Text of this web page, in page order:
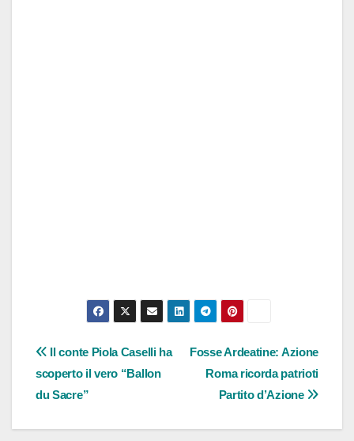
Navigazione
articoli
Fosse Ardeatine: Azione
Roma ricorda patrioti
Partito d’Azione
Il conte Piola Caselli ha
scoperto il vero “Ballon
du Sacre”